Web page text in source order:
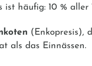
ist häufig: 10 %
(Enkopresis),
als das Einnässen.